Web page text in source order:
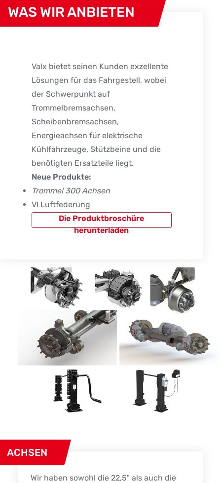
WAS WIR ANBIETEN
Valx bietet seinen Kunden exzellente
Lösungen für das Fahrgestell, wobei
der Schwerpunkt auf
Trommelbremsachsen,
Scheibenbremsachsen,
Energieachsen für elektrische
Kühlfahrzeuge, Stützbeine und die
benötigten Ersatzteile liegt.
Neue Produkte:
Trommel 300 Achsen
VI Luftfederung
Die Produktbroschüre
herunterladen
ACHSEN
Wir haben sowohl die 22,5" als auch die